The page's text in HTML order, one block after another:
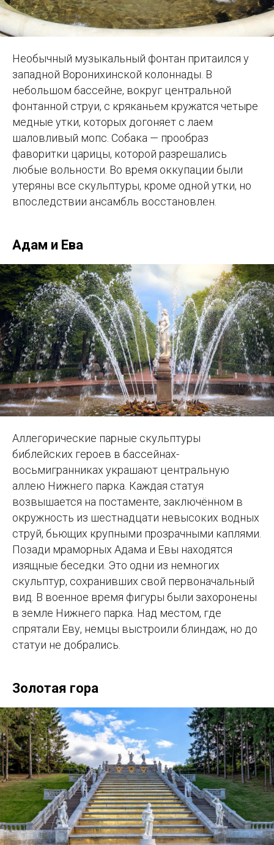
Необычный музыкальный фонтан притаился у
западной Воронихинской колоннады. В
небольшом бассейне, вокруг центральной
фонтанной струи, с кряканьем кружатся четыре
медные утки, которых догоняет с лаем
шаловливый мопс. Собака — прообраз
фаворитки царицы, которой разрешались
любые вольности. Во время оккупации были
утеряны все скульптуры, кроме одной утки, но
впоследствии ансамбль восстановлен.
Адам и Ева
Аллегорические парные скульптуры
библейских героев в бассейнах-
восьмигранниках украшают центральную
аллею Нижнего парка. Каждая статуя
возвышается на постаменте, заключённом в
окружность из шестнадцати невысоких водных
струй, бьющих крупными прозрачными каплями.
Позади мраморных Адама и Евы находятся
изящные беседки. Это одни из немногих
скульптур, сохранивших свой первоначальный
вид. В военное время фигуры были захоронены
в земле Нижнего парка. Над местом, где
спрятали Еву, немцы выстроили блиндаж, но до
статуи не добрались.
Золотая гора